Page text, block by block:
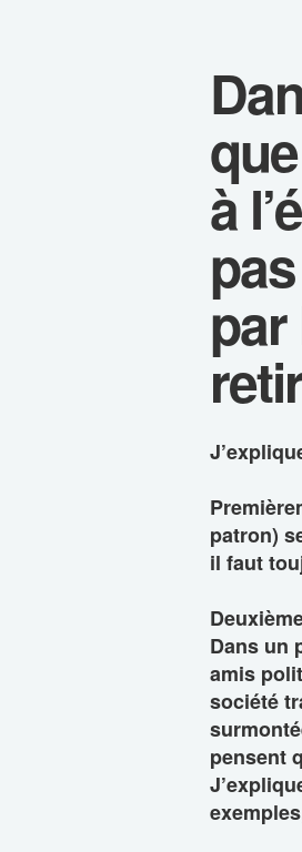
à
patron)
il faut
Dans un
amis
société
pensent